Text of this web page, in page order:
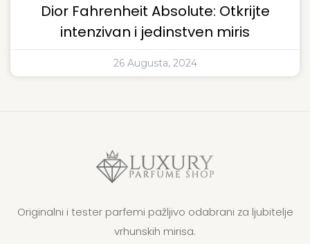
Dior Fahrenheit Absolute: Otkrijte
intenzivan i jedinstven miris
26 Augusta, 2024
Originalni i tester parfemi pažljivo odabrani za ljubitelje
vrhunskih mirisa.